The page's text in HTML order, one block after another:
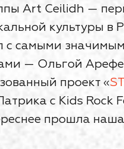
Art Ceilidh —
культуры в
с самыми
— Ольгой
проект «
с Kids Rock
прошла